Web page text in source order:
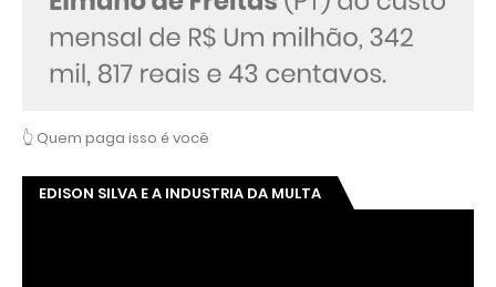
👆 Quem paga isso é você
EDISON SILVA E A INDUSTRIA DA MULTA